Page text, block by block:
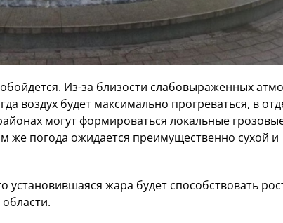
Из-за близости слабовыраженных
воздух будет максимально прогреваться, в
могут формироваться локальные
погода ожидается преимущественно сухой и
жара будет способствовать